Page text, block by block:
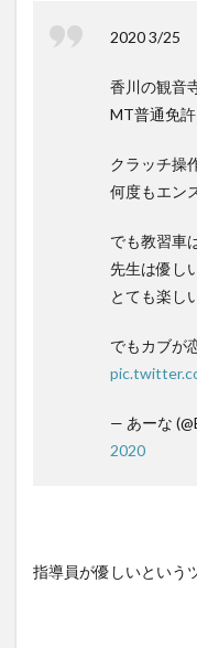
2020 3/25
香川の観音
MT普通免許
クラッチ操
何度もエン
でも教習車
先生は優し
とても楽し
でもカブが
— あーな
2020
指導員が優しいという